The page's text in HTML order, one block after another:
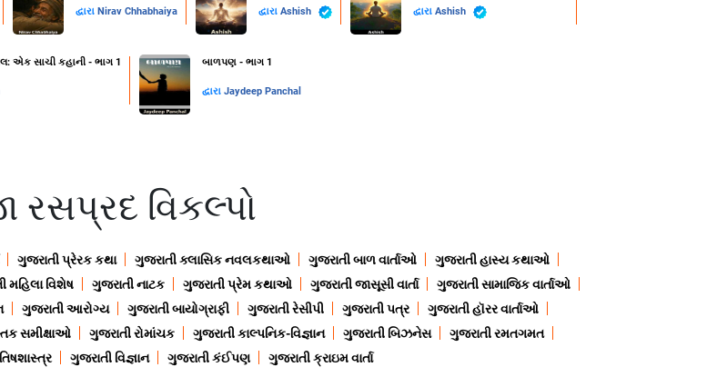
દ્વારા Nirav Chhabhaiya દ્વારા Ashish દ્વારા Ashish
એક સાચી કહાની - ભાગ 1 બાળપણ - ભાગ 1
દ્વારા Jaydeep Panchal
રસપ્રદ વિકલ્પો
ગુજરાતી પ્રેરક કથા ગુજરાતી ક્લાસિક નવલકથાઓ ગુજરાતી બાળ વાર્તાઓ
ગુજરાતી હાસ્ય કથાઓ
મહિલા વિશેષ ગુજરાતી નાટક ગુજરાતી પ્રેમ કથાઓ ગુજરાતી જાસૂસી વાર્તા
ગુજરાતી સામાજિક વાર્તાઓ
ગુજરાતી આરોગ્ય ગુજરાતી બાયોગ્રાફી ગુજરાતી રેસીપી ગુજરાતી પત્ર
ગુજરાતી હૉરર વાર્તાઓ
સમીક્ષાઓ ગુજરાતી રોમાંચક ગુજરાતી કાલ્પનિક-વિજ્ઞાન ગુજરાતી બિઝનેસ
ગુજરાતી રમતગમત
ગુજરાતી વિજ્ઞાન ગુજરાતી કંઈપણ ગુજરાતી ક્રાઇમ વાર્તા